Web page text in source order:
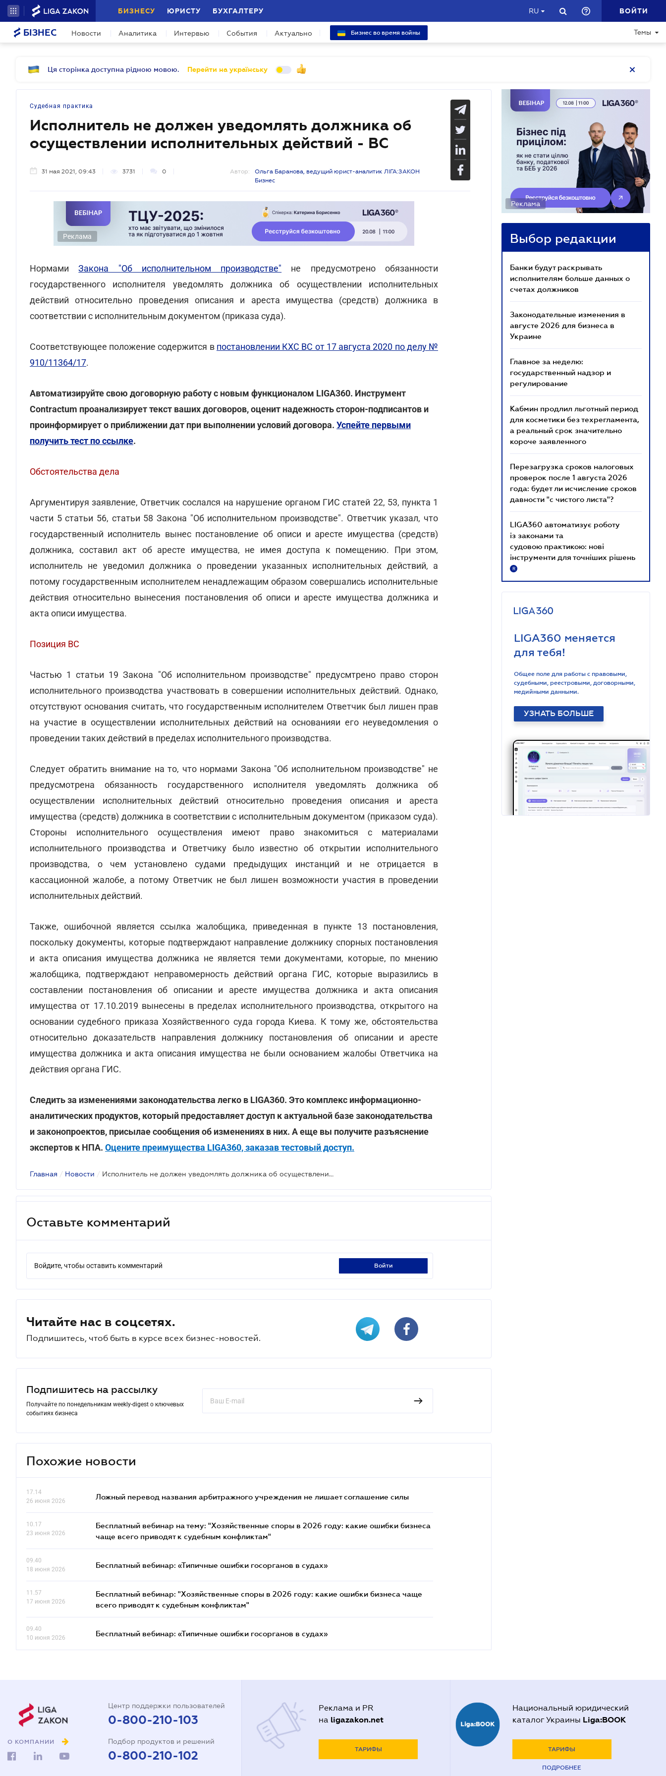
БИЗНЕСУ ЮРИСТУ БУХГАЛТЕРУ RU ВОЙТИ
БІЗНЕС Новости Аналитика Интервью События Актуально Бизнес во время войны Темы
Ця сторінка доступна рідною мовою. Перейти на українську
Судебная практика
Исполнитель не должен уведомлять должника об
осуществлении исполнительных действий - ВС
31 мая 2021, 09:43 3731 0 Автор:
Ольга Баранова, ведущий юрист-аналитик ЛІГА:ЗАКОН
Бизнес
Реклама
НормамиЗакона "Об исполнительном производстве" не предусмотрено обязанности
государственного исполнителя уведомлять должника об осуществлении исполнительных
действий относительно проведения описания и ареста имущества (средств) должника в
соответствии с исполнительным документом (приказа суда).
Соответствующее положение содержится в постановлении КХС ВС от 17 августа 2020 по делу №
910/11364/17.
Автоматизируйте свою договорную работу с новым функционалом LIGA360. Инструмент
Contractum проанализирует текст ваших договоров, оценит надежность сторон-подписантов и
проинформирует о приближении дат при выполнении условий договора. Успейте первыми
получить тест по ссылке.
Обстоятельства дела
Аргументируя заявление, Ответчик сослался на нарушение органом ГИС статей 22, 53, пункта 1
части 5 статьи 56, статьи 58 Закона "Об исполнительном производстве". Ответчик указал, что
государственный исполнитель вынес постановление об описи и аресте имущества (средств)
должника, составил акт об аресте имущества, не имея доступа к помещению. При этом,
исполнитель не уведомил должника о проведении указанных исполнительных действий, а
потому государственным исполнителем ненадлежащим образом совершались исполнительные
действия относительно вынесения постановления об описи и аресте имущества должника и
акта описи имущества.
Позиция ВС
Частью 1 статьи 19 Закона "Об исполнительном производстве" предусмтрено право сторон
исполнительного производства участвовать в совершении исполнительных действий. Однако,
отсутствуют основания считать, что государственным исполнителем Ответчик был лишен прав
на участие в осуществлении исполнительных действий на основанияи его неуведомления о
проведении таких действий в пределах исполнительного производства.
Следует обратить внимание на то, что нормами Закона "Об исполнительном производстве" не
предусмотрена обязанность государственного исполнителя уведомлять должника об
осуществлении исполнительных действий относительно проведения описания и ареста
имущества (средств) должника в соответствии с исполнительным документом (приказом суда).
Стороны исполнительного осуществления имеют право знакомиться с материалами
исполнительного производства и Ответчику было известно об открытии исполнительного
производства, о чем установлено судами предыдущих инстанций и не отрицается в
кассационной жалобе, а потому Ответчик не был лишен возможности участия в проведении
исполнительных действий.
Также, ошибочной является ссылка жалобщика, приведенная в пункте 13 постановления,
поскольку документы, которые подтверждают направление должнику спорных постановления
и акта описания имущества должника не является теми документами, которые, по мнению
жалобщика, подтверждают неправомерность действий органа ГИС, которые выразились в
составлении постановления об описании и аресте имущества должника и акта описания
имущества от 17.10.2019 вынесены в пределах исполнительного производства, открытого на
основании судебного приказа Хозяйственного суда города Киева. К тому же, обстоятельства
относительно доказательств направления должнику постановления об описании и аресте
имущества должника и акта описания имущества не были основанием жалобы Ответчика на
действия органа ГИС.
Следить за изменениями законодательства легко в LIGA360. Это комплекс информационно-
аналитических продуктов, который предоставляет доступ к актуальной базе законодательства
и законопроектов, присылае сообщения об изменениях в них. А еще вы получите разъяснение
экспертов к НПА. Оцените преимущества LIGA360, заказав тестовый доступ.
Главная / Новости / Исполнитель не должен уведомлять должника об осуществлении исполнительных действий - ВС
Оставьте комментарий
Войдите, чтобы оставить комментарий войти
Читайте нас в соцсетях.
Подпишитесь, чтоб быть в курсе всех бизнес-новостей.
Подпишитесь на рассылку
Получайте по понедельникам weekly-digest о ключевых
событиях бизнеса
Похожие новости
17.14
26 июня 2026
Ложный перевод названия арбитражного учреждения не лишает соглашение силы
10.17
23 июня 2026
Бесплатный вебинар на тему: "Хозяйственные споры в 2026 году: какие ошибки бизнеса
чаще всего приводят к судебным конфликтам"
09.40
18 июня 2026
Бесплатный вебинар: «Типичные ошибки госорганов в судах»
11.57
17 июня 2026
Бесплатный вебинар: "Хозяйственные споры в 2026 году: какие ошибки бизнеса чаще
всего приводят к судебным конфликтам"
09.40
10 июня 2026
Бесплатный вебинар: «Типичные ошибки госорганов в судах»
Реклама
Выбор редакции
Банки будут раскрывать
исполнителям больше данных о
счетах должников
Законодательные изменения в
августе 2026 для бизнеса в
Украине
Главное за неделю:
государственный надзор и
регулирование
Кабмин продлил льготный период
для косметики без техрегламента,
а реальный срок значительно
короче заявленного
Перезагрузка сроков налоговых
проверок после 1 августа 2026
года: будет ли исчисление сроков
давности "с чистого листа"?
LIGA360 автоматизує роботу
із законами та
судовою практикою: нові
інструменти для точніших рішень
R
LIGA360 меняется
для тебя!
Общее поле для работы с правовыми,
судебными, реестровыми, договорными,
медийными данными.
УЗНАТЬ БОЛЬШЕ
О КОМПАНИИ
Центр поддержки пользователей
0-800-210-103
Подбор продуктов и решений
0-800-210-102
Реклама и PR
на ligazakon.net
ТАРИФЫ
Национальный юридический
каталог Украины Liga:BOOK
ТАРИФЫ
ПОДРОБНЕЕ